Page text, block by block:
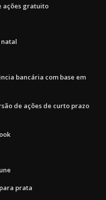
ações gratuito
bancária com base em
de ações de curto prazo
prata